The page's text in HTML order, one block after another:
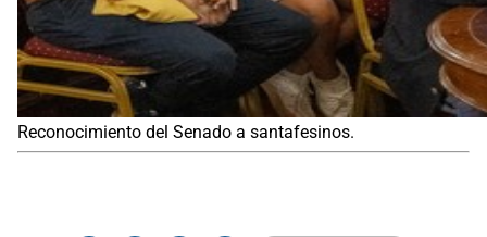
Reconocimiento del Senado a santafesinos.